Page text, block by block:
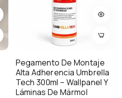
Pegamento De Montaje
Alta Adherencia Umbrella
Tech 300ml – Wallpanel Y
Láminas De Mármol